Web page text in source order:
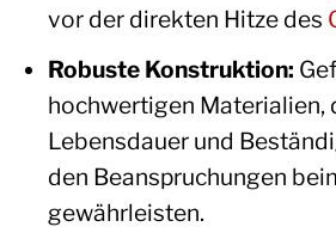
vor der direkten Hitze des
Robuste Konstruktion:
hochwertigen Materialien,
Lebensdauer und
den Beanspruchungen
gewährleisten.